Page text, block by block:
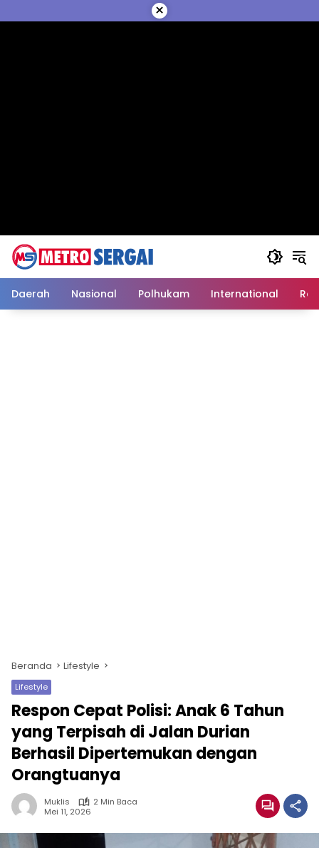
ke
×
Daerah Nasional Polhukam International
Beranda Lifestyle
Lifestyle
Respon Cepat Polisi: Anak 6 Tahun
yang Terpisah di Jalan Durian
Berhasil Dipertemukan dengan
Orangtuanya
Muklis
2 Min Baca
Mei 11, 2026